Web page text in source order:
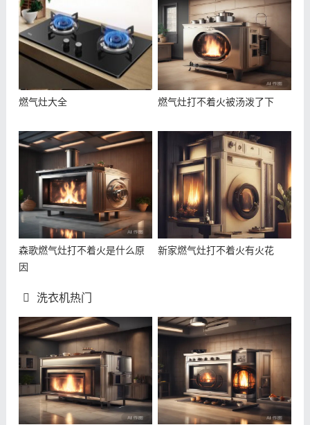
燃气灶大全 燃气灶打不着火被汤泼了下
森歌燃气灶打不着火是什么原
因
新家燃气灶打不着火有火花
洗衣机热门